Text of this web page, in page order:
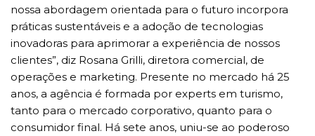
nossa abordagem orientada para o futuro incorpora
práticas sustentáveis e a adoção de tecnologias
inovadoras para aprimorar a experiência de nossos
clientes”, diz Rosana Grilli, diretora comercial, de
operações e marketing. Presente no mercado há 25
anos, a agência é formada por experts em turismo,
tanto para o mercado corporativo, quanto para o
consumidor final. Há sete anos, uniu-se ao poderoso